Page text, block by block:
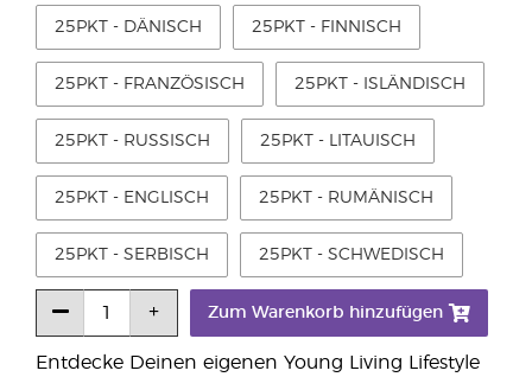
Entdecke Deinen eigenen Young Living Lifestyle
25PKT - DÄNISCH 25PKT - FINNISCH
25PKT - FRANZÖSISCH 25PKT - ISLÄNDISCH
25PKT - RUSSISCH 25PKT - LITAUISCH
25PKT - ENGLISCH 25PKT - RUMÄNISCH
25PKT - SERBISCH 25PKT - SCHWEDISCH
Zum Warenkorb hinzufügen